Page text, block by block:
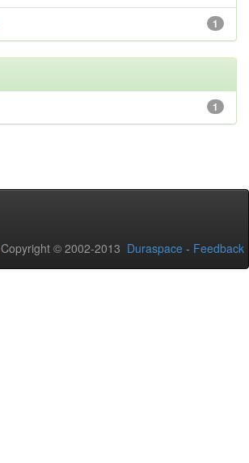
1
1
Copyright © 2002-2013 Duraspace - Feedback